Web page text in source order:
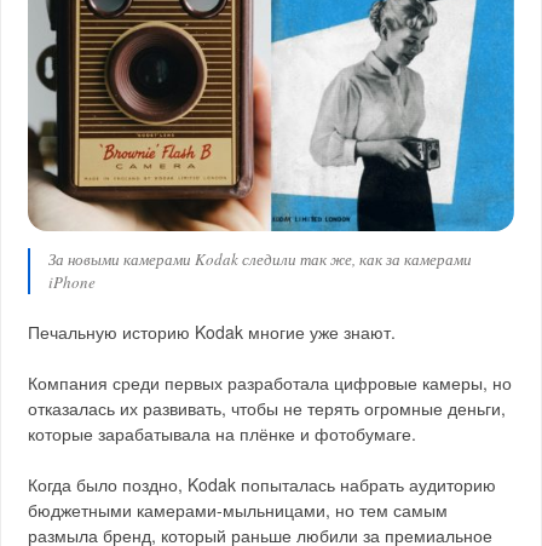
За новыми камерами Kodak следили так же, как за камерами
iPhone
Печальную историю Kodak многие уже знают.
Компания среди первых разработала цифровые камеры, но
отказалась их развивать, чтобы не терять огромные деньги,
которые зарабатывала на плёнке и фотобумаге.
Когда было поздно, Kodak попыталась набрать аудиторию
бюджетными камерами-мыльницами, но тем самым
размыла бренд, который раньше любили за премиальное